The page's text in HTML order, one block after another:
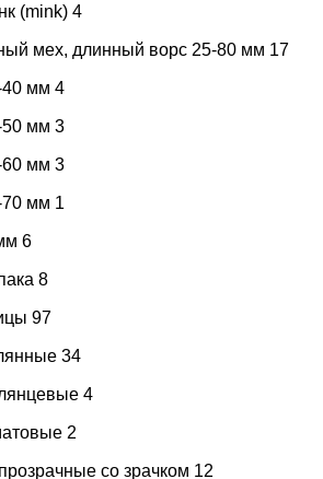
(mink) 4
мех, длинный ворс 25-80 мм 17
40 мм 4
50 мм 3
60 мм 3
70 мм 1
6
8
97
34
4
2
со зрачком 12